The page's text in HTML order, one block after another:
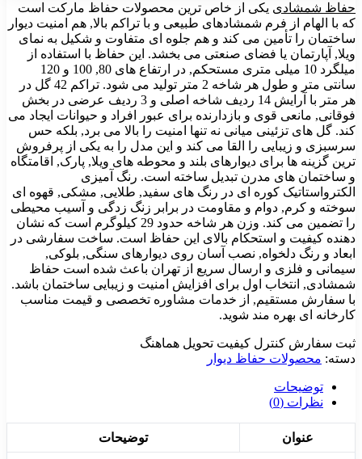
حفاظ شمشادی یکی از خاص ترین محصولات حفاظ مارکت است
که با الهام از فرم شمشادهای طبیعی و با تراکم بالا, هم امنیت دیوار
ساختمان را تأمین می کند و هم جلوه ای متفاوت و شکیل به نمای
ویلا, آپارتمان یا فضای صنعتی می بخشد. این حفاظ با استفاده از
میلگرد 10 میلی متری مستحکم, در ارتفاع های 80, 100 و 120
سانتی متر و طول هر شاخه 2 متر تولید می شود. تراکم 42 گل در
هر متر با آرایش 14 ردیف شاخه اصلی و 3 ردیف عرضی در بخش
فوقانی, مانعی قوی و بازدارنده برای عبور افراد و حیوانات ایجاد می
کند. گل های تزئینی میانی نه تنها امنیت را بالا می برد, بلکه حس
سرسبزی و زیبایی را القا می کند و این مدل را به یکی از پرفروش
ترین گزینه ها برای دیوارهای بلند و محوطه های ویلا, پارک, اقامتگاه
و ساختمان های مدرن تبدیل ساخته است. رنگ آمیزی
الکترواستاتیک کوره ای در رنگ های سفید, طلایی, مشکی, قهوه ای
سوخته و کرم, دوام و مقاومت در برابر زنگ زدگی و آسیب محیطی
را تضمین می کند. وزن هر شاخه حدود 29 کیلوگرم است که نشان
دهنده کیفیت و استحکام بالای این حفاظ است. ساخت سفارشی در
ابعاد و رنگ دلخواه, نصب آسان روی دیوارهای سنگی, بلوکی,
سیمانی و فلزی و ارسال سریع از تهران باعث شده است حفاظ
شمشادی, انتخاب اول برای افزایش امنیت و زیبایی ساختمان باشد.
با سفارش مستقیم, از خدمات مشاوره تخصصی و قیمت مناسب
کارخانه ای بهره مند شوید.
ثبت سفارش کنترل کیفیت تحویل هماهنگ
دسته: محصولات حفاظ دیوار
توضیحات
نظرات (0)
عنوان توضیحات